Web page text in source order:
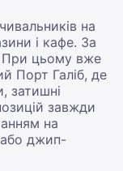
на
і кафе. За
При цьому вже
Порт Галіб, де
затишні
завжди
на
або джип-